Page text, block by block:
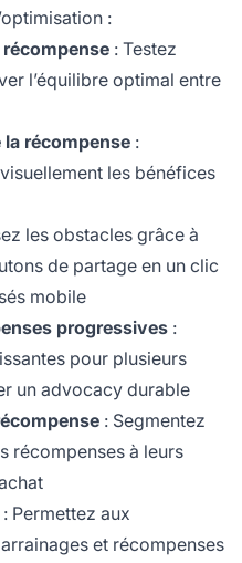
:
: Testez
l’équilibre optimal entre
récompense :
les bénéfices
les obstacles grâce à
de partage en un clic
mobile
progressives :
pour plusieurs
un advocacy durable
: Segmentez
récompenses à leurs
: Permettez aux
et récompenses